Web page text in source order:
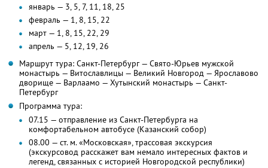
январь — 3, 5, 7, 11, 18, 25
февраль — 1, 8, 15, 22
март — 1, 8, 15, 22, 29
апрель — 5, 12, 19, 26
Маршрут тура: Санкт-Петербург — Свято-Юрьев мужской
монастырь — Витославлицы — Великий Новгород — Ярославово
дворище — Варлаамо — Хутынский монастырь — Санкт-
Петербург
Программа тура:
07.15 — отправление из Санкт-Петербурга на
комфортабельном автобусе (Казанский собор)
08.00 — ст. м. «Московская», трассовая экскурсия
(экскурсовод расскажет вам немало интересных фактов и
легенд, связанных с историей Новгородской республики)